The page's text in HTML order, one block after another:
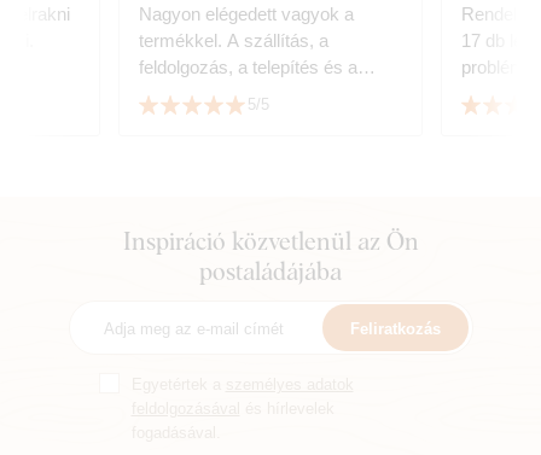
felrakni
Nagyon elégedett vagyok a
termékkel. A szállítás, a
feldolgozás, a telepítés és a
megjelenés - minden ötös.
Mindenkinek melegen ajánlom.
5/5
17 db
Inspiráció közvetlenül az Ön
postaládájába
Feliratkozás